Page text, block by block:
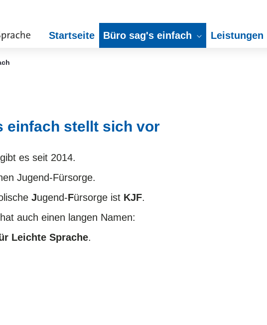
Startseite Büro sag's einfach Leistungen
einfach stellt sich vor
es seit 2014.
Jugend-Fürsorge.
Jugend-Fürsorge ist KJF.
auch einen langen Namen:
Leichte Sprache.